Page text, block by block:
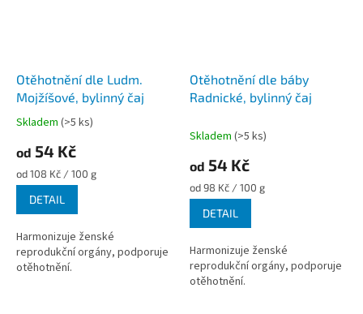
Otěhotnění dle Ludm.
Mojžíšové, bylinný čaj
Průměrné
produktu
je
3,9
5
hvězdiček.
Skladem (>5 ks)
od 54 Kč
Měrná
cena:
od 108 Kč / 100 g
DETAIL
Harmonizuje ženské
reprodukční orgány, podporuje
otěhotnění.
Otěhotnění dle báby
Radnické, bylinný čaj
Skladem (>5 ks)
od 54 Kč
Měrná
cena:
od 98 Kč / 100 g
DETAIL
Harmonizuje ženské
reprodukční orgány, podporuje
otěhotnění.